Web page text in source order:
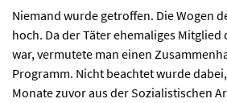
Niemand wurde getroffen. Die Wogen
hoch. Da der Täter ehemaliges
war, vermutete man einen
Programm. Nicht beachtet wurde
Monate zuvor aus der Sozialistischen